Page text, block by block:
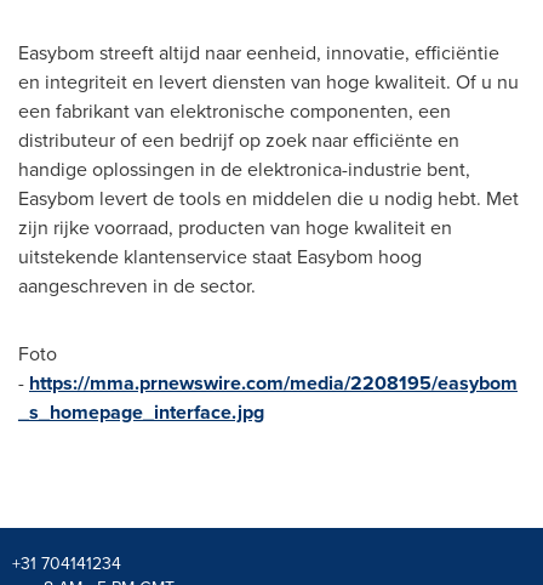
Easybom streeft altijd naar eenheid, innovatie, efficiëntie
en integriteit en levert diensten van hoge kwaliteit. Of u nu
een fabrikant van elektronische componenten, een
distributeur of een bedrijf op zoek naar efficiënte en
handige oplossingen in de elektronica-industrie bent,
Easybom levert de tools en middelen die u nodig hebt. Met
zijn rijke voorraad, producten van hoge kwaliteit en
uitstekende klantenservice staat Easybom hoog
aangeschreven in de sector.
Foto
- https://mma.prnewswire.com/media/2208195/easybom
_s_homepage_interface.jpg
+31 704141234